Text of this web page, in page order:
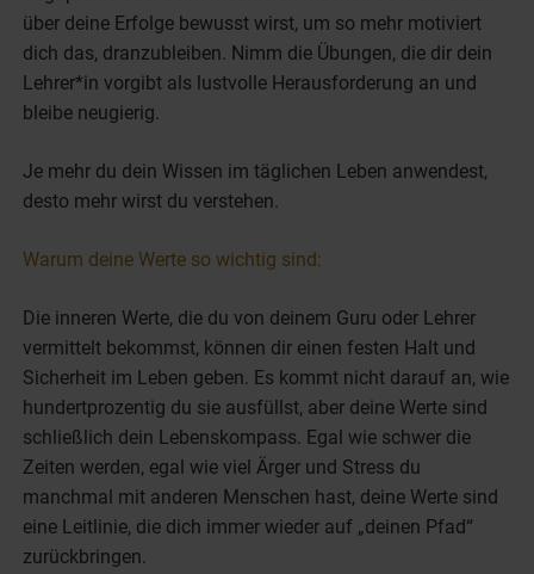
über deine Erfolge bewusst wirst, um so mehr motiviert
dich das, dranzubleiben. Nimm die Übungen, die dir dein
Lehrer*in vorgibt als lustvolle Herausforderung an und
bleibe neugierig.
Je mehr du dein Wissen im täglichen Leben anwendest,
desto mehr wirst du verstehen.
Warum deine Werte so wichtig sind:
Die inneren Werte, die du von deinem Guru oder Lehrer
vermittelt bekommst, können dir einen festen Halt und
Sicherheit im Leben geben. Es kommt nicht darauf an, wie
hundertprozentig du sie ausfüllst, aber deine Werte sind
schließlich dein Lebenskompass. Egal wie schwer die
Zeiten werden, egal wie viel Ärger und Stress du
manchmal mit anderen Menschen hast, deine Werte sind
eine Leitlinie, die dich immer wieder auf „deinen Pfad“
zurückbringen.